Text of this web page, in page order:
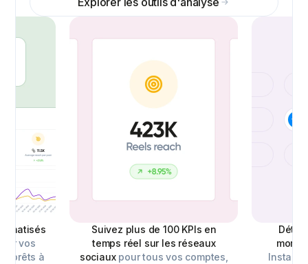
vos
prêts à
Suivez plus de 100 KPIs en
temps réel sur les réseaux
sociauxpour tous vos comptes,